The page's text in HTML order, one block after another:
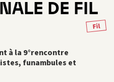
DE FIL
Fil
à la 9°rencontre
funambules et